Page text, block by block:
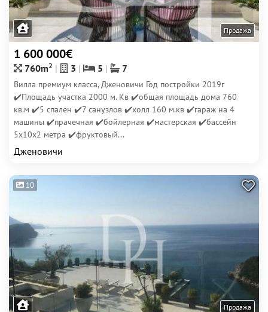
Продажа
1 600 000€
760m2 3 5 7
Вилла премиум класса, Дженовичи Год постройки 2019г
✔️Площадь участка 2000 м. Кв ✔️общая площадь дома 760
кв.м ✔️5 спален ✔️7 санузлов ✔️холл 160 м.кв ✔️гараж на 4
машины ✔️прачечная ✔️бойлерная ✔️мастерская ✔️бассейн
5х10х2 метра ✔️фруктовый...
Дженовичи
10
Продажа